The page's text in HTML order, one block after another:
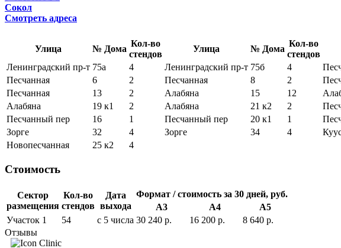
Сокол
Смотреть адреса
Улица № Дома
Кол-во
стендов
Улица № Дома
Кол-во
стендов
Ленинградский пр-т 75а 4 Ленинградский пр-т 75б 4
Песчанная
6 2 Песчанная 8 2
Песчанная
13 2 Алабяна 15 12
Алабяна
19 к1 2 Алабяна 21 к2 2
Песчанный пер
16 1 Песчанный пер 20 к1 1
Зорге
32 4 Зорге 34 4
Новопесчанная
25 к2 4
Стоимость
Сектор
размещения
Кол-во
стендов
Дата
выхода
Формат / стоимость за 30 дней, руб.
А3
А4
А5
Участок 1
54 с 5 числа 30 240 р. 16 200 р.
8 640 р.
Отзывы